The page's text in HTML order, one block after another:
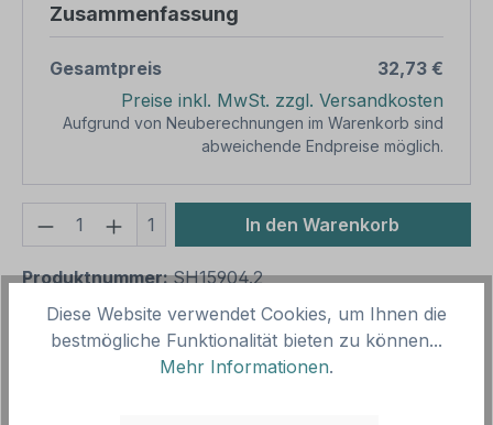
Zusammenfassung
Gesamtpreis
32,73 €
Preise inkl. MwSt. zzgl. Versandkosten
Aufgrund von Neuberechnungen im Warenkorb sind
abweichende Endpreise möglich.
Produkt Anzahl: Gib den
1 In den Warenkorb
Produktnummer:SH15904.2
Vorlagenummer: HW-TS-46
Diese Website verwendet Cookies, um Ihnen die
bestmögliche Funktionalität bieten zu können...
Mehr Informationen.